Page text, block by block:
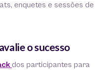
enquetes e sessões de
o sucesso
dos participantes para